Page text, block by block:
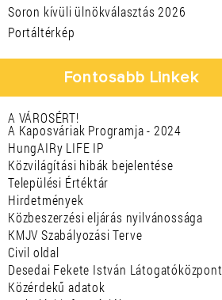
Soron kívüli ülnökválasztás 2026
Portáltérkép
Fontosabb Linkek
A VÁROSÉRT!
A Kaposváriak Programja - 2024
HungAIRy LIFE IP
Közvilágítási hibák bejelentése
Települési Értéktár
Hirdetmények
Közbeszerzési eljárás nyilvánossága
KMJV Szabályozási Terve
Civil oldal
Desedai Fekete István Látogatóközpont
Közérdekű adatok